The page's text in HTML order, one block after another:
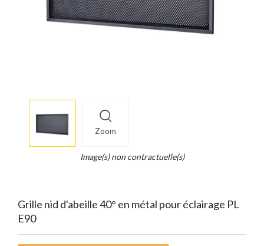
Zoom
info
Image(s) non contractuelle(s)
Grille nid d'abeille 40° en métal pour éclairage PL
E90